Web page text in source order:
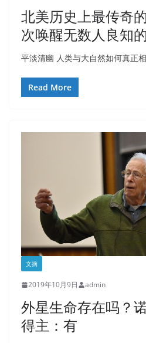
北美历史上最传奇
次唤醒无数人良知
平淡清幽 人类与大自然如何真正
Read More
文摘
2019年10月9日 admin
外星生命存在吗？
得主：有